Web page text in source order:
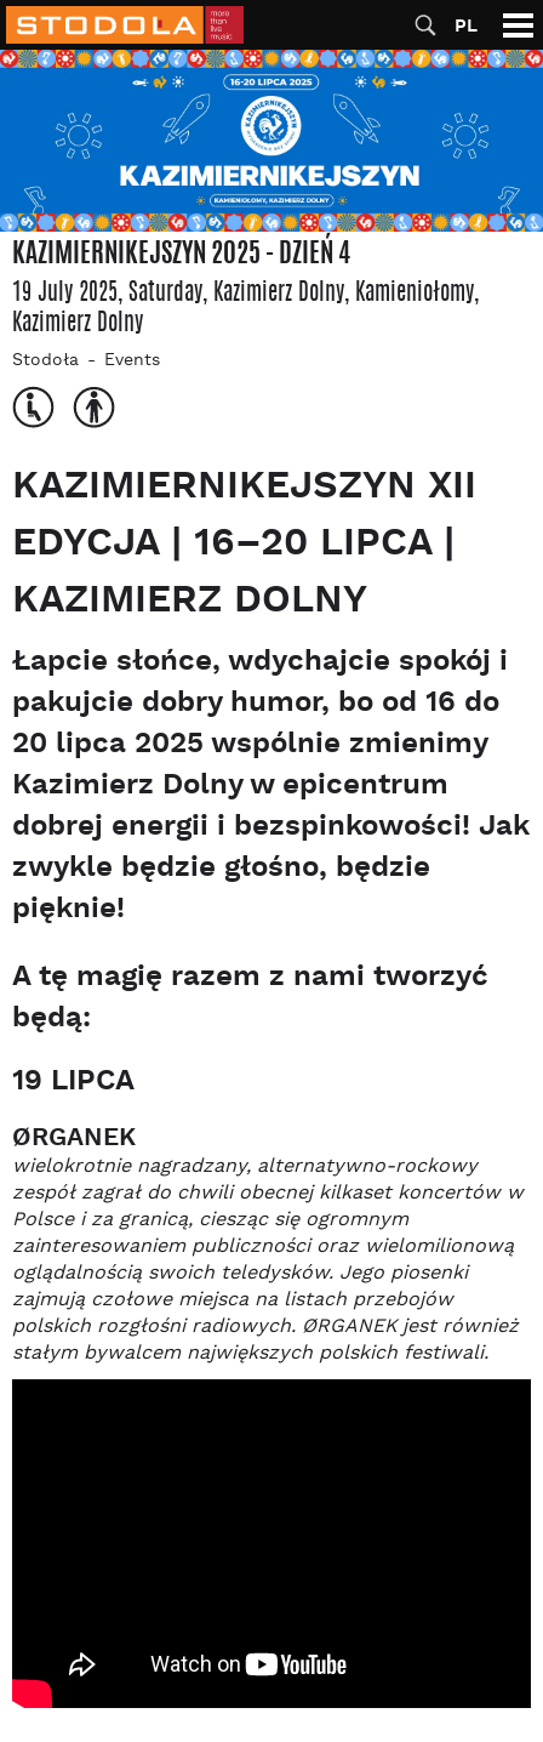
PL
KAZIMIERNIKEJSZYN 2025 - DZIEŃ 4
19 July 2025, Saturday, Kazimierz Dolny, Kamieniołomy,
Kazimierz Dolny
Stodoła Events
KAZIMIERNIKEJSZYN XII
EDYCJA | 16–20 LIPCA |
KAZIMIERZ DOLNY
Łapcie słońce, wdychajcie spokój i
pakujcie dobry humor, bo od 16 do
20 lipca 2025 wspólnie zmienimy
Kazimierz Dolny w epicentrum
dobrej energii i bezspinkowości! Jak
zwykle będzie głośno, będzie
pięknie!
A tę magię razem z nami tworzyć
będą:
19 LIPCA
ØRGANEK
wielokrotnie nagradzany, alternatywno-rockowy
zespół zagrał do chwili obecnej kilkaset koncertów w
Polsce i za granicą, ciesząc się ogromnym
zainteresowaniem publiczności oraz wielomilionową
oglądalnością swoich teledysków. Jego piosenki
zajmują czołowe miejsca na listach przebojów
polskich rozgłośni radiowych. ØRGANEK jest również
stałym bywalcem największych polskich festiwali.